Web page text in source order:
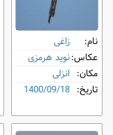
نام:
زاغی
عکاس:نوید هرمزی
مکان: انزلی
تاریخ: 1400/09/18